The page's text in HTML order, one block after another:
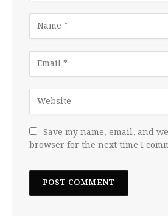
Save my name, email, and
browser for the next time I